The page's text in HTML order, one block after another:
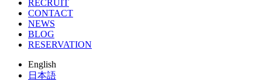
RECRUIT
CONTACT
NEWS
BLOG
RESERVATION
English
日本語